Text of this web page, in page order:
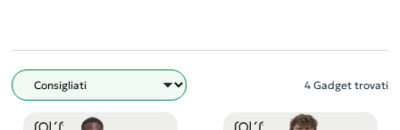
Filtro 4 Gadget trovati